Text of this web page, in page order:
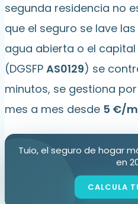
segunda residencia no
que el seguro se lave
agua abierta o el
(DGSFP AS0129) se
minutos, se gestiona
mes a mes desde 5 €/
Tuio, el seguro de hogar
en